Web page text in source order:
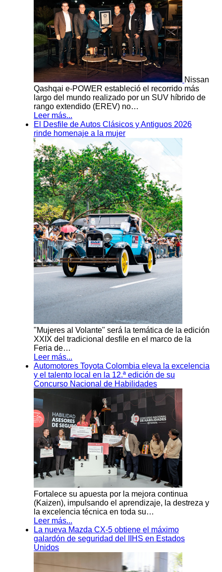
Nissan
Qashqai e-POWER estableció el recorrido más
largo del mundo realizado por un SUV híbrido de
rango extendido (EREV) no…
Leer más...
El Desfile de Autos Clásicos y Antiguos 2026
rinde homenaje a la mujer
"Mujeres al Volante" será la temática de la edición
XXIX del tradicional desfile en el marco de la
Feria de…
Leer más...
Automotores Toyota Colombia eleva la excelencia
y el talento local en la 12.ª edición de su
Concurso Nacional de Habilidades
Fortalece su apuesta por la mejora continua
(Kaizen), impulsando el aprendizaje, la destreza y
la excelencia técnica en toda su…
Leer más...
La nueva Mazda CX-5 obtiene el máximo
galardón de seguridad del IIHS en Estados
Unidos